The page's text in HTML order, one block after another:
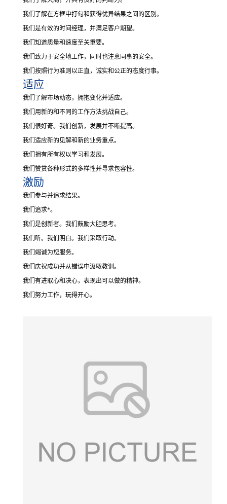
我们了解在方框中打勾和获得优异结果之间的区别。
我们是有效的时间经理，并满足客户期望。
我们知道质量和速度至关重要。
我们致力于安全地工作，同时也注意同事的安全。
我们按照行为准则以正直，诚实和公正的态度行事。
适应
我们了解市场动态，拥抱变化并适应。
我们用新的和不同的工作方法挑战自己。
我们很好奇。 我们创新，发展并不断提高。
我们适应新的见解和新的业务重点。
我们拥有所有权以学习和发展。
我们赞赏各种形式的多样性并寻求包容性。
激励
我们参与并追求结果。
我们追求*。
我们是创新者。 我们鼓励大胆思考。
我们听。 我们明白。 我们采取行动。
我们竭诚为您服务。
我们庆祝成功并从错误中汲取教训。
我们有进取心和决心，表现出可以做的精神。
我们努力工作，玩得开心。